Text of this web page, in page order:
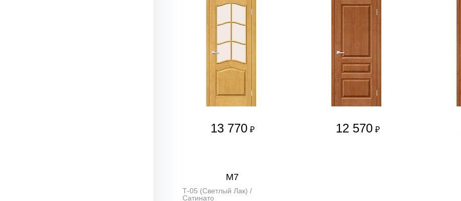
13 770 ₽ 12 570 ₽
М7
Т-05 (Светлый Лак) /
Сатинато